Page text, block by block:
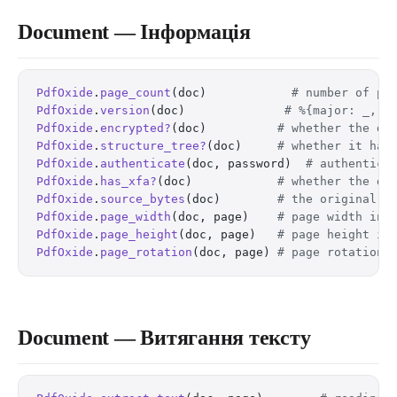
Document — Інформація
PdfOxide . page_count (doc) # number of
PdfOxide . version (doc) # %{major: _,
PdfOxide . encrypted? (doc) # whether the
PdfOxide . structure_tree? (doc) # whether it
PdfOxide . authenticate (doc, password) #
PdfOxide . has_xfa? (doc) # whether the
PdfOxide . source_bytes (doc) # the original
PdfOxide . page_width (doc, page) # page width in
PdfOxide . page_height (doc, page) # page height in
PdfOxide . page_rotation (doc, page) # page rotation
Document — Витягання тексту